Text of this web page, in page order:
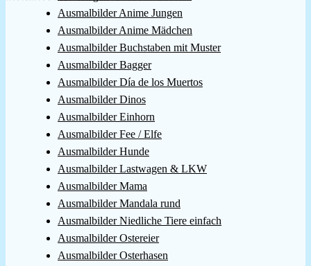
Ausmalbilder Anime Jungen
Ausmalbilder Anime Mädchen
Ausmalbilder Buchstaben mit Muster
Ausmalbilder Bagger
Ausmalbilder Día de los Muertos
Ausmalbilder Dinos
Ausmalbilder Einhorn
Ausmalbilder Fee / Elfe
Ausmalbilder Hunde
Ausmalbilder Lastwagen & LKW
Ausmalbilder Mama
Ausmalbilder Mandala rund
Ausmalbilder Niedliche Tiere einfach
Ausmalbilder Ostereier
Ausmalbilder Osterhasen